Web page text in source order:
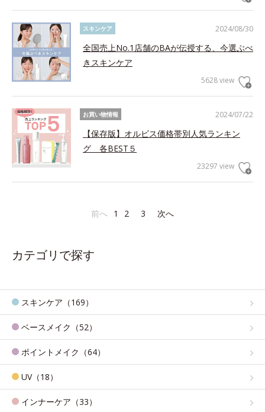
2024/08/30
スキンケア
全国売上No.1店舗のBAが伝授する、今選ぶべ
きスキンケア
5628 view
2024/07/22
お買い物情報
【保存版】オルビス価格帯別人気ランキン
グ 各BEST５
23297 view
前へ 1 2 3 次へ
カテゴリで探す
スキンケア（169）
ベースメイク（52）
ポイントメイク（64）
UV（18）
インナーケア（33）